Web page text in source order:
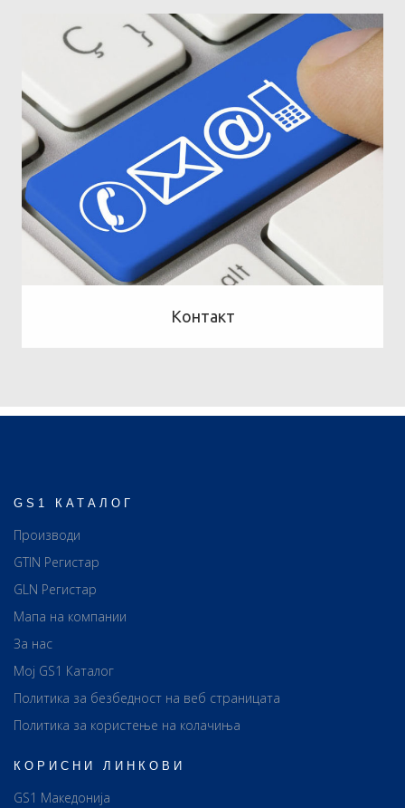
Контакт
GS1 КАТАЛОГ
Производи
GTIN Регистар
GLN Регистар
Мапа на компании
За нас
Мој GS1 Каталог
Политика за безбедност на веб страницата
Политика за користење на колачиња
КОРИСНИ ЛИНКОВИ
GS1 Македонија